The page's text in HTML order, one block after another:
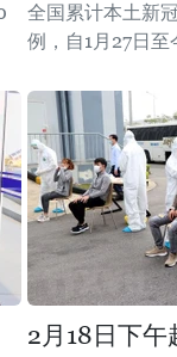
全国累计本土新
例，自1月27日至
2月18日下午